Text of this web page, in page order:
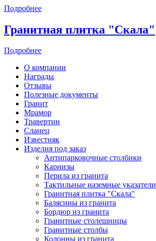
Подробнее
Гранитная плитка "Скала"
Подробнее
О компании
Награды
Отзывы
Полезные документы
Гранит
Мрамор
Травертин
Сланец
Известняк
Изделия под заказ
Антипарковочные столбики
Карнизы
Перила из гранита
Тактильные наземные указатели
Гранитная плитка "Скала"
Балясины из гранита
Бордюр из гранита
Гранитные столешницы
Гранитные столбы
Колонны из гранита